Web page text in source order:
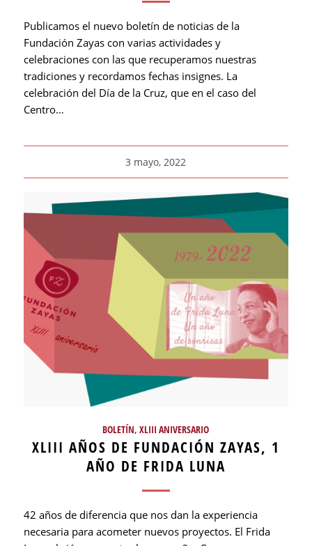
Publicamos el nuevo boletín de noticias de la
Fundación Zayas con varias actividades y
celebraciones con las que recuperamos nuestras
tradiciones y recordamos fechas insignes. La
celebración del Día de la Cruz, que en el caso del
Centro…
3 mayo, 2022
BOLETÍN,XLIII ANIVERSARIO
XLIII AÑOS DE FUNDACIÓN ZAYAS, 1
AÑO DE FRIDA LUNA
42 años de diferencia que nos dan la experiencia
necesaria para acometer nuevos proyectos. El Frida